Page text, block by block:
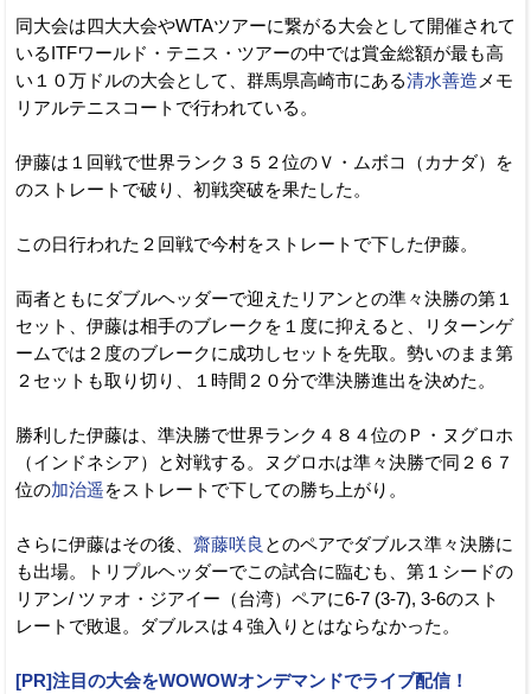
同大会は四大大会やWTAツアーに繋がる大会として開催されて
いるITFワールド・テニス・ツアーの中では賞金総額が最も高
い１０万ドルの大会として、群馬県高崎市にある清水善造 メモ
リアルテニスコートで行われている。
伊藤は１回戦で世界ランク３５２位のＶ・ムボコ（カナダ）を
のストレートで破り、初戦突破を果たした。
この日行われた２回戦で今村をストレートで下した伊藤。
両者ともにダブルヘッダーで迎えたリアンとの準々決勝の第１
セット、伊藤は相手のブレークを１度に抑えると、リターンゲ
ームでは２度のブレークに成功しセットを先取。勢いのまま第
２セットも取り切り、１時間２０分で準決勝進出を決めた。
勝利した伊藤は、準決勝で世界ランク４８４位のＰ・ヌグロホ
（インドネシア）と対戦する。ヌグロホは準々決勝で同２６７
位の加治遥をストレートで下しての勝ち上がり。
さらに伊藤はその後、 齋藤咲良 とのペアでダブルス準々決勝に
も出場。トリプルヘッダーでこの試合に臨むも、第１シードの
リアン/ ツァオ・ジアイー（台湾）ペアに6-7 (3-7), 3-6のスト
レートで敗退。ダブルスは４強入りとはならなかった。
[PR]注目の大会をWOWOWオンデマンドでライブ配信！